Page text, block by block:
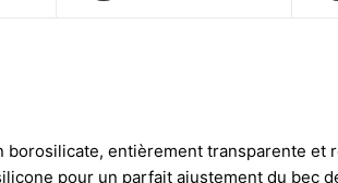
borosilicate, entièrement transparente
pour un parfait ajustement du bec